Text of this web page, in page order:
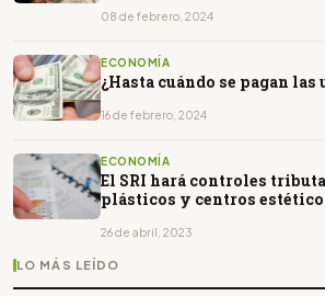
08 de febrero, 2024
ECONOMÍA
¿Hasta cuándo se pagan
16 de febrero, 2024
ECONOMÍA
El SRI hará controles
plásticos y centros
26 de abril, 2023
LO MÁS LEÍDO